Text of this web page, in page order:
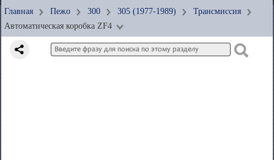
Главная Пежо 300 305 (1977-1989)
Трансмиссия
Автоматическая коробка ZF4